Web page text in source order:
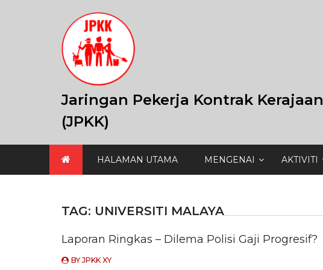
Jaringan Pekerja Kontrak Kerajaan
(JPKK)
HALAMAN UTAMA MENGENAI AKTIVITI
TAG: UNIVERSITI MALAYA
Laporan Ringkas – Dilema Polisi Gaji Progresif?
BYJPKK XY